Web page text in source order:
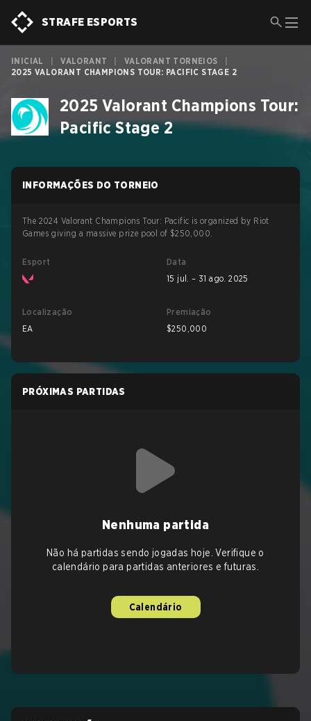
STRAFE ESPORTS
INICIAL VALORANT VALORANT TORNEIOS
2025 VALORANT CHAMPIONS TOUR: PACIFIC STAGE 2
2025 Valorant Champions Tour:
Pacific Stage 2
INFORMAÇÕES DO TORNEIO
The 2024 Valorant Champions Tour: Pacific is organized by Riot
Games giving a massive prize pool of $250,000.
Esport
Data
15 jul. – 31 ago. 2025
Localização
EA
Premiação
$250,000
PRÓXIMAS PARTIDAS
Nenhuma partida
Não há partidas sendo jogadas hoje. Verifique o
calendário para partidas anteriores e futuras.
Calendário